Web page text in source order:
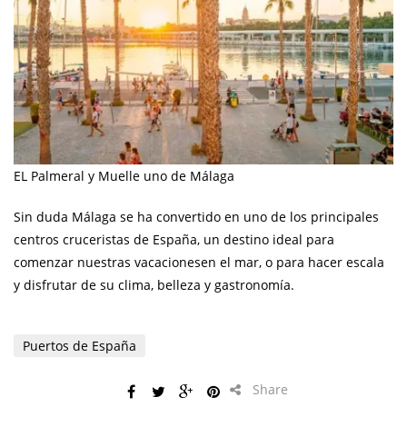
EL Palmeral y Muelle uno de Málaga
Sin duda Málaga se ha convertido en uno de los principales
centros cruceristas de España, un destino ideal para
comenzar nuestras vacacionesen el mar, o para hacer escala
y disfrutar de su clima, belleza y gastronomía.
Puertos de España
Share